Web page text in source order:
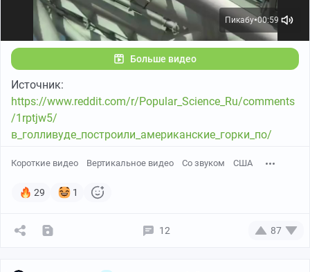
https://vk.ru/fotoroombo
Пикабу●00:59
Больше видео
Источник:
https://www.reddit.com/r/Popular_Science_Ru/comments
/1rptjw5/
в_голливуде_построили_американские_горки_по/
Короткие видео Вертикальное видео Со звуком США
29 1
12 87